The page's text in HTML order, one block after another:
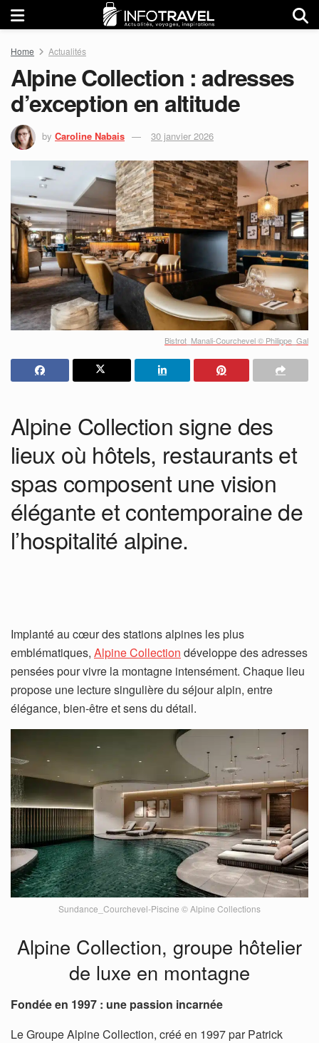
Home Actualités
Alpine Collection : adresses
d’exception en altitude
by Caroline Nabais 30 janvier 2026
Bistrot_Manali-Courchevel © Philippe_Gal
Alpine Collection signe des
lieux où hôtels, restaurants et
spas composent une vision
élégante et contemporaine de
l’hospitalité alpine.
Implanté au cœur des stations alpines les plus
emblématiques, Alpine Collection développe des adresses
pensées pour vivre la montagne intensément. Chaque lieu
propose une lecture singulière du séjour alpin, entre
élégance, bien-être et sens du détail.
Sundance_Courchevel-Piscine © Alpine Collections
Alpine Collection, groupe hôtelier
de luxe en montagne
Fondée en 1997 : une passion incarnée
Le Groupe Alpine Collection, créé en 1997 par Patrick